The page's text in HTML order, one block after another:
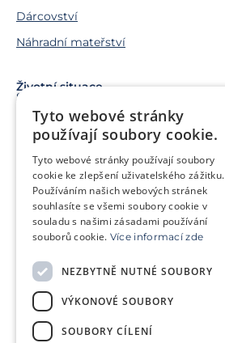
Dárcovství
Náhradní mateřství
Životní situace
Snažíme se o miminko
Chci miminko v budoucnu
Jsem v onkologické léčbě
Chci pomoct jiným párům
Klientská zóna
Slovníček pojmů
Často kladené dotazy
Ke stažení
Kontakt
Ceník
Tyto webové stránky
používají soubory cookie.
Tyto webové stránky používají soubory
cookie ke zlepšení uživatelského zážitku.
Používáním našich webových stránek
souhlasíte se všemi soubory cookie v
souladu s našimi zásadami používání
souborů cookie. Více informací zde
NEZBYTNĚ NUTNÉ SOUBORY
VÝKONOVÉ SOUBORY
SOUBORY CÍLENÍ